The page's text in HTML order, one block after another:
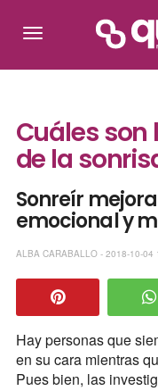
Cuáles son
de la
Sonreír
emocional y
ALBA CARABALLO - 2018-10-04
Hay personas que
en su cara mientras
Pues bien, las